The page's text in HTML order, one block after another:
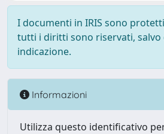
I documenti in IRIS sono
tutti i diritti sono riservati, salvo
indicazione.
Informazioni
Utilizza questo identificativo